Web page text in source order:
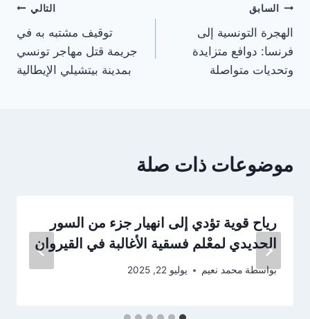
تصفّح
المقالات
السابق
الهجرة التونسية إلى
فرنسا: دوافع متزايدة
وتحديات متواصلة
التالي
توقيف مشتبه به في
جريمة قتل مهاجر تونسي
بمدينة بيتشيلي الإيطالية
موضوعات ذات صلة
رياح قوية تؤدي إلى انهيار جزء من السور
الحديدي لمعْلم فسقية الأغالبة في القيروان
بواسطة محمد نعيم يوليو 22, 2025